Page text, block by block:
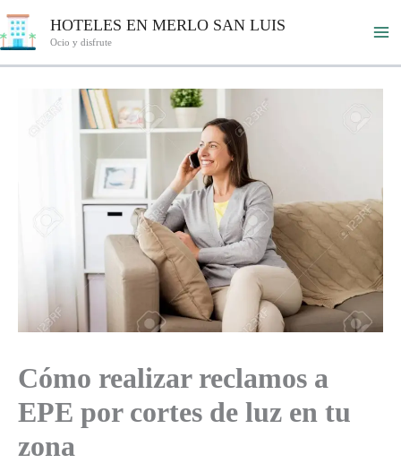
al
HOTELES EN MERLO SAN LUIS
Ocio y disfrute
Cómo realizar reclamos a
EPE por cortes de luz en tu
zona